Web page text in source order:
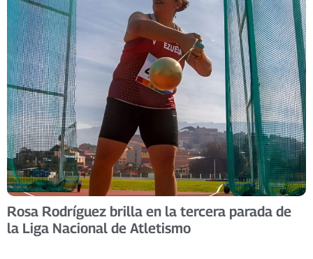
Rosa Rodríguez brilla en la tercera parada de
la Liga Nacional de Atletismo